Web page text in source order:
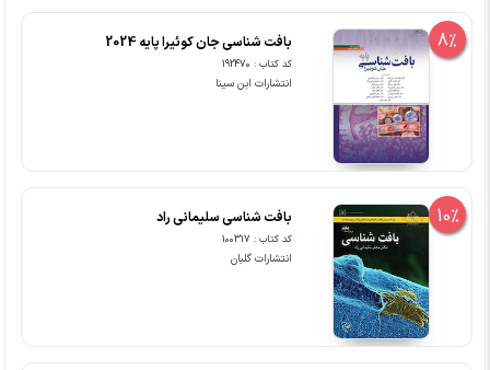
8% بافت شناسی جان کوئیرا پایه 2024
کد کتاب : 192470
انتشارات ابن سینا
10% بافت شناسی سلیمانی راد
کد کتاب : 100317
انتشارات گلبان